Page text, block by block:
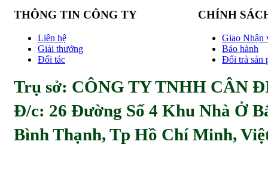
THÔNG TIN CÔNG TY
Liên hệ
Giải thưởng
Đối tác
CHÍNH
Giao Nhận
Bảo hành
Đổi trả sản
Trụ sở: CÔNG TY TNHH CÂN
Đ/c: 26 Đường Số 4 Khu Nhà Ở
Bình Thạnh, Tp Hồ Chí Minh,